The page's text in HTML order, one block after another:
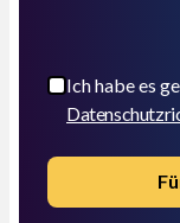
Ich habe es